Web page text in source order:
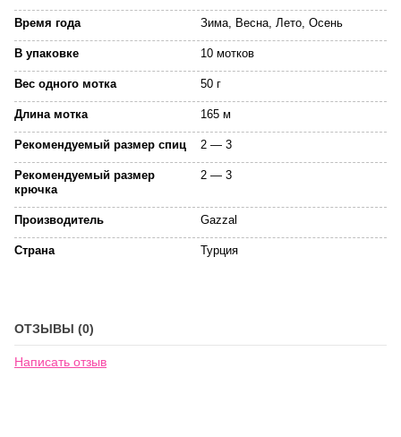
Время года Зима, Весна, Лето, Осень
В упаковке 10 мотков
Вес одного мотка 50 г
Длина мотка 165 м
Рекомендуемый размер спиц 2 — 3
Рекомендуемый размер
крючка
2 — 3
Производитель Gazzal
Страна Турция
ОТЗЫВЫ (0)
Написать отзыв